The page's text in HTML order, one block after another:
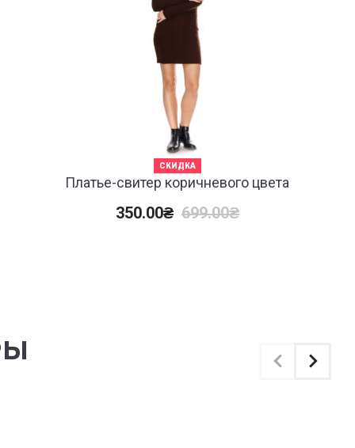
СКИДКА
Платье-свитер коричневого цвета
350.00₴ 699.00₴